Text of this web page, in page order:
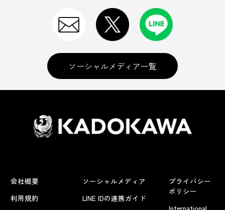
ソーシャルメディア一覧
会社概要
利用規約
ソーシャルメディア
LINE IDの連携ガイド
プライバシー
ポリシー
International